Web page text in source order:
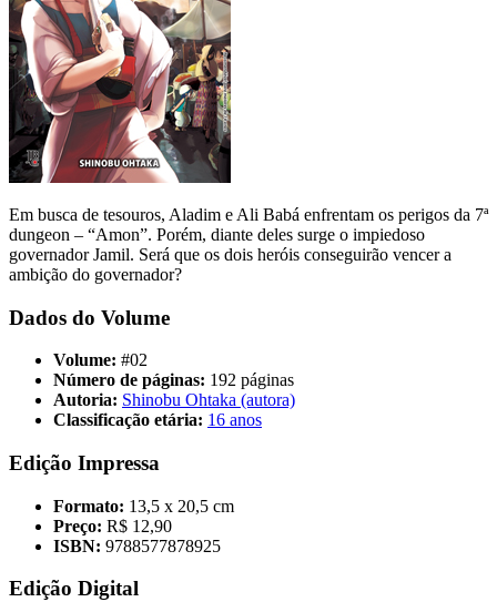
Em busca de tesouros, Aladim e Ali Babá enfrentam os perigos da 7ª
dungeon – “Amon”. Porém, diante deles surge o impiedoso
governador Jamil. Será que os dois heróis conseguirão vencer a
ambição do governador?
Dados do Volume
Volume: #02
Número de páginas: 192 páginas
Autoria: Shinobu Ohtaka (autora)
Classificação etária: 16 anos
Edição Impressa
Formato: 13,5 x 20,5 cm
Preço: R$ 12,90
ISBN: 9788577878925
Edição Digital